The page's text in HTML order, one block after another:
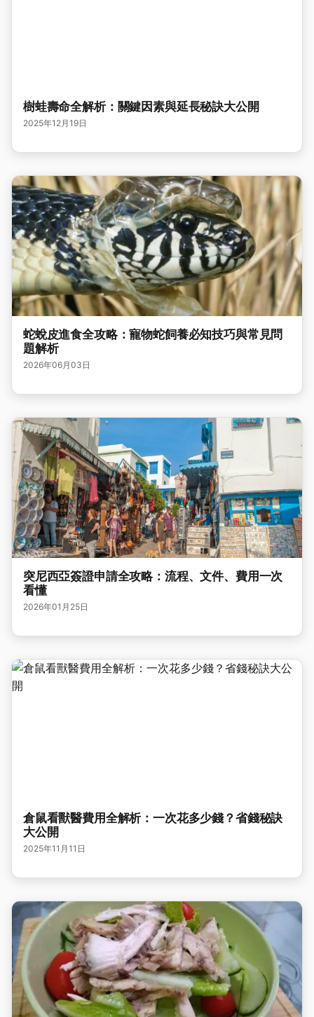
樹蛙壽命全解析：關鍵因素與延長秘訣大公開
2025年12月19日
蛇蛻皮進食全攻略：寵物蛇飼養必知技巧與常見問
題解析
2026年06月03日
突尼西亞簽證申請全攻略：流程、文件、費用一次
看懂
2026年01月25日
倉鼠看獸醫費用全解析：一次花多少錢？省錢秘訣
大公開
2025年11月11日